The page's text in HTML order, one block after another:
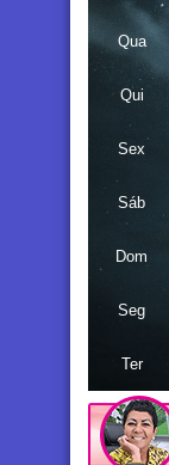
Qua
Qui
Sex
Sáb
Dom
Seg
Ter